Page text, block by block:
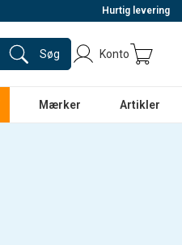
Hurtig levering
Søg Konto
Mærker Artikler